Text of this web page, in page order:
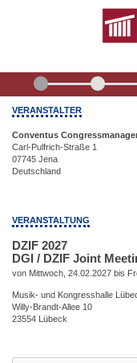
VERANSTALTER
Conventus
Carl-Pulfrich-Straße 1
07745 Jena
Deutschland
VERANSTALTUNG
DZIF 2027
DGI / DZIF Joint
von Mittwoch, 24.02.2027 bis
Musik- und Kongresshalle
Willy-Brandt-Allee 10
23554 Lübeck